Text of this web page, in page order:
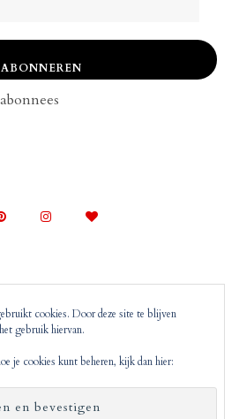
ABONNEREN
|Copyright, Disclaimer en
on Top bevat advertenties en
links. Dit wil zeggen dat
links klikt, wij hier mogelijk
cookies. Door deze site te blijven
gebruik hiervan.
je cookies kunt beheren, kijk dan hier: